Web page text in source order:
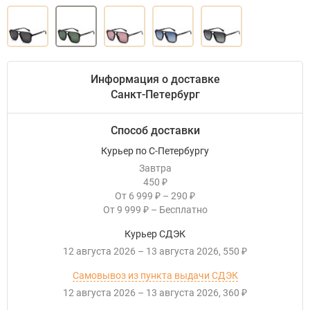
Информация о доставке
Санкт-Петербург
Способ доставки
Курьер по С-Петербургу
Завтра
450 ₽
От 6 999 ₽ – 290 ₽
От 9 999 ₽ – Бесплатно
Курьер СДЭК
12 августа 2026 – 13 августа 2026 550 ₽
Самовывоз из пункта выдачи СДЭК
12 августа 2026 – 13 августа 2026 360 ₽